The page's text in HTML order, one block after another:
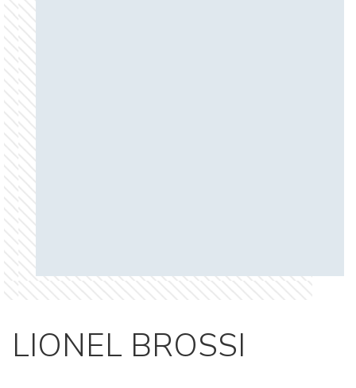
LIONEL BROSSI